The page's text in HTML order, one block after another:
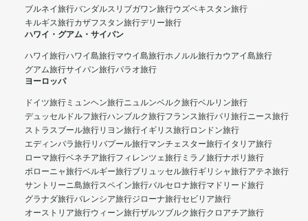
ブルネイ旅行バンダルスリブガワン旅行ウズベキスタン旅行
キルギス旅行カザフスタン旅行デリー旅行
ハワイ・グアム・サイパン
ハワイ旅行ハワイ島旅行マウイ島旅行ホノルル旅行カウアイ島旅行
グアム旅行サイパン旅行パラオ旅行
ヨーロッパ
ドイツ旅行 ミュンヘン旅行ニュルンベルク旅行ベルリン旅行
デュッセルドルフ旅行ハンブルク旅行フランス旅行パリ旅行ニース旅行
ストラスブール旅行リヨン旅行イギリス旅行ロンドン旅行
エディンバラ旅行リバプール旅行マンチェスター旅行イタリア旅行
ローマ旅行ベネチア旅行フィレンツェ旅行 ミラノ旅行ナポリ旅行
ボローニャ旅行ベルギー旅行ブリュッセル旅行ギリシャ旅行アテネ旅行
サントリーニ島旅行スペイン旅行バルセロナ旅行マドリード旅行
グラナダ旅行バレンシア旅行ジローナ旅行セビリア旅行
オーストリア旅行ウィーン旅行ザルツブルク旅行クロアチア旅行